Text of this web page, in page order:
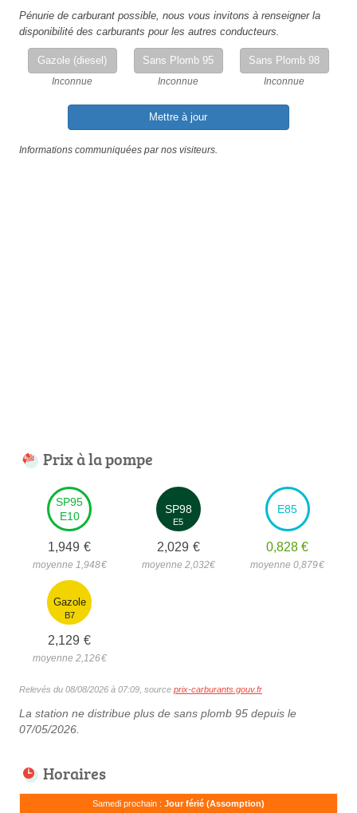
Pénurie de carburant possible, nous vous invitons à renseigner la
disponibilité des carburants pour les autres conducteurs.
Gazole (diesel)
Inconnue
Sans Plomb 95
Inconnue
Sans Plomb 98
Inconnue
Mettre à jour
Informations communiquées par nos visiteurs.
Prix à la pompe
SP95
E10
1,949 €
moyenne 1,948€
SP98
E5
2,029 €
moyenne 2,032€
E85
0,828 €
moyenne 0,879€
Gazole
B7
2,129 €
moyenne 2,126€
Relevés du 08/08/2026 à 07:09, source prix-carburants.gouv.fr
La station ne distribue plus de sans plomb 95 depuis le
07/05/2026.
Horaires
Samedi prochain : Jour férié (Assomption)